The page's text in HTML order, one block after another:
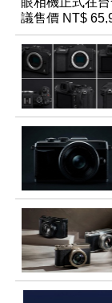
議售價 NT$